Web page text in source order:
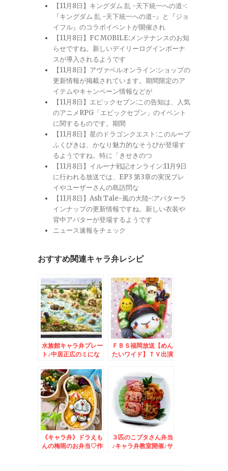
【11月8日】キングダム 乱 -天下統一への道-:
『キングダム 乱 -天下統一への道-』と『ジョ
イフル』のコラボイベントが開催され
【11月8日】FC MOBILE:メンテナンスのお知
らせですね。新しいデイリーログインボーナ
スが導入されるようです
【11月8日】アヴァベルオンライン:ショップの
更新情報が掲載されています。期間限定のア
イテムやキャンペーン情報などが
【11月8日】エピックセブン:この告知は、人気
のアニメRPG「エピックセブン」のイベント
に関するものです。期間
【11月8日】星のドラゴンクエスト:このループ
ふくびきは、かなり魅力的なそうびが登場す
るようですね。特に「きせきのつ
【11月8日】イルーナ戦記オンライン:11月9日
に行われる放送では、EP3 第3章の実況プレ
イやユーザーさんの島訪問な
【11月8日】Ash Tale-風の大陸-:アバターラ
インナップの更新情報ですね。新しい衣装や
背中アバターが登場するようです
ニュース速報をチェック
おすすめ関連キャラ弁レシピ
水族館キャラ弁プレー
ト♪中居正広のミにな
ました！～キャラ弁*
簡単
ＦＢＳ福岡放送【めん
たいワイド】ＴＶ出演
のご紹介いたします！
～キャラ弁*簡単
《キャラ弁》ドラえも
んの梅雨のお弁当♡作
３匹のこブタさん弁当
♪キャラ弁教室開催♪サ